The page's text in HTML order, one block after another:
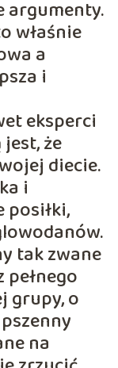
argumenty.
właśnie
a
i
eksperci
że
diecie.
i
posiłki,
tak zwane
pełnego
grupy, o
na